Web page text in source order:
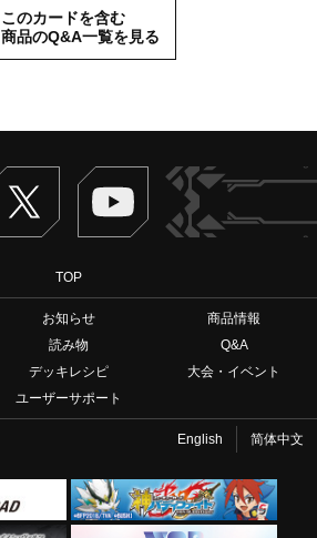
このカードを含む
商品のQ&A一覧を見る
Twitter ヴァンガードch
TOP
お知らせ
商品情報
読み物
Q&A
デッキレシピ
大会・イベント
ユーザーサポート
English 简体中文